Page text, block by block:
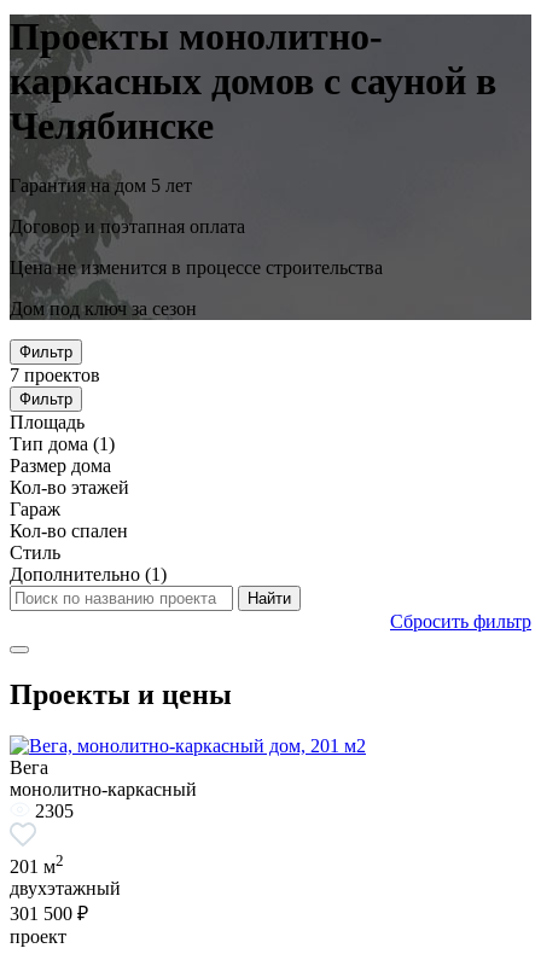
Проекты монолитно-
каркасных домов с сауной в
Челябинске
Гарантия на дом 5 лет
Договор и поэтапная оплата
Цена не изменится в процессе строительства
Дом под ключ за сезон
Фильтр
7 проектов
Фильтр
Площадь
Тип дома (1)
Размер дома
Кол-во этажей
Гараж
Кол-во спален
Стиль
Дополнительно (1)
Сбросить фильтр
Проекты и цены
Вега
монолитно-каркасный
2305
201 м2
двухэтажный
301 500 ₽
проект